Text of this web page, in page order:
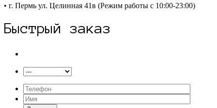
• г. Пермь ул. Целинная 41в (Режим работы с 10:00-23:00)
Быстрый заказ